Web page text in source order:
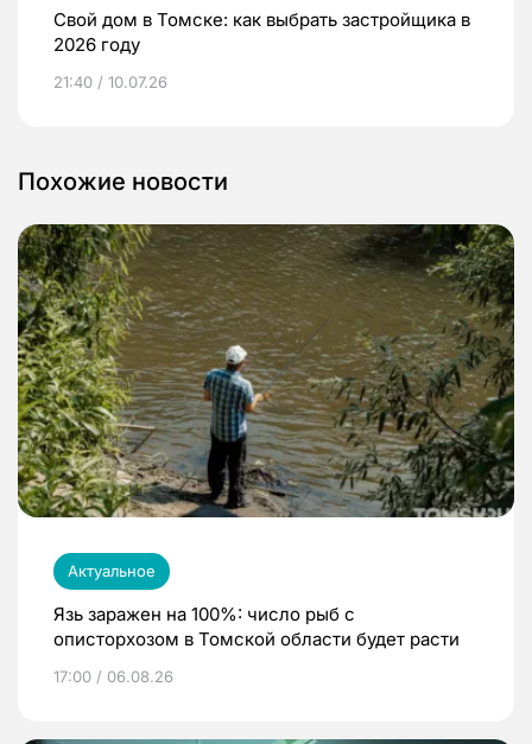
Свой дом в Томске: как выбрать застройщика в
2026 году
21:40 / 10.07.26
Похожие новости
Актуальное
Язь заражен на 100%: число рыб с
описторхозом в Томской области будет расти
17:00 / 06.08.26